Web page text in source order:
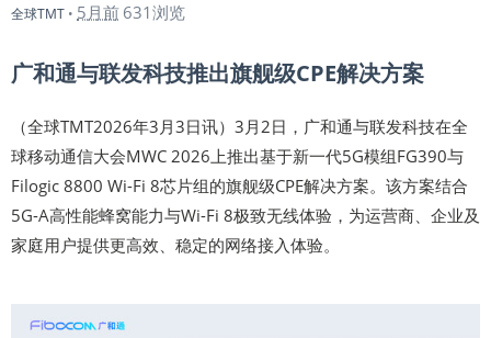
全球TMT • 5月前 631浏览
广和通与联发科技推出旗舰级CPE解决方案
（全球TMT2026年3月3日讯）3月2日，广和通与联发科技在全
球移动通信大会MWC 2026上推出基于新一代5G模组FG390与
Filogic 8800 Wi-Fi 8芯片组的旗舰级CPE解决方案。该方案结合
5G-A高性能蜂窝能力与Wi-Fi 8极致无线体验，为运营商、企业及
家庭用户提供更高效、稳定的网络接入体验。